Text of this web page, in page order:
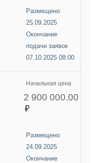
Размещено
25.09.2025
Окончание
подачи заявок
07.10.2025 08:00
Начальная цена
2 900 000.00
Размещено
24.09.2025
Окончание